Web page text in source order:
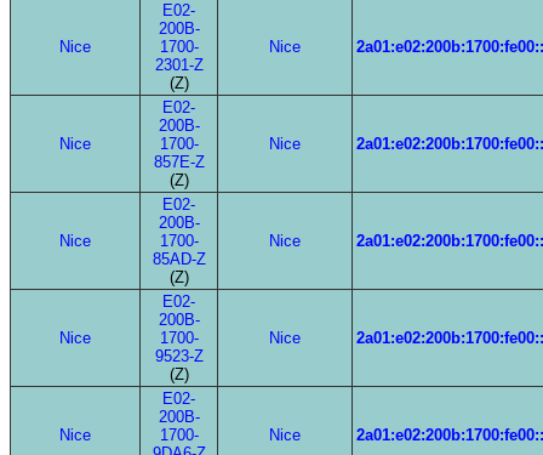
Nice
E02-
200B-
1700-
2301-Z
(Z)
Nice
Nice
E02-
200B-
1700-
857E-Z
(Z)
Nice
Nice
E02-
200B-
1700-
85AD-Z
(Z)
Nice
Nice
E02-
200B-
1700-
9523-Z
(Z)
Nice
Nice
E02-
200B-
1700-
Nice